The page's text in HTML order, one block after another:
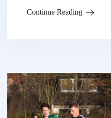
Continue Reading